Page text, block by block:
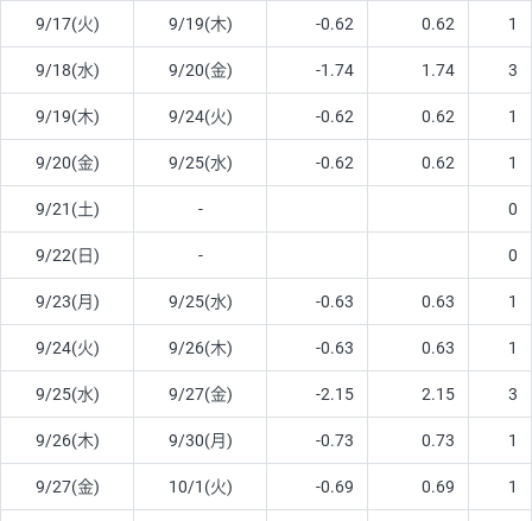
9/17(火) 9/19(木) -0.62 0.62 1
9/18(水) 9/20(金) -1.74 1.74 3
9/19(木) 9/24(火) -0.62 0.62 1
9/20(金) 9/25(水) -0.62 0.62 1
9/21(土) - 0
9/22(日) - 0
9/23(月) 9/25(水) -0.63 0.63 1
9/24(火) 9/26(木) -0.63 0.63 1
9/25(水) 9/27(金) -2.15 2.15 3
9/26(木) 9/30(月) -0.73 0.73 1
9/27(金) 10/1(火) -0.69 0.69 1